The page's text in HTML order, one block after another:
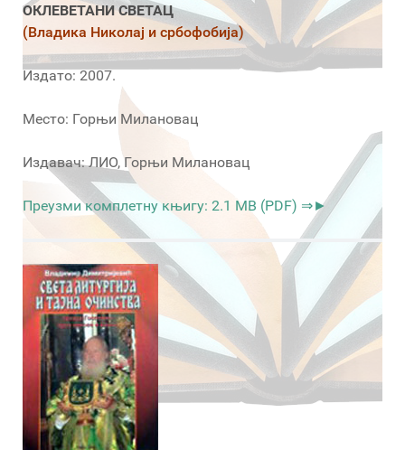
ОКЛЕВЕТАНИ СВЕТАЦ
(Владика Николај и србофобија)
Издато: 2007.
Место: Горњи Милановац
Издавач: ЛИО, Горњи Милановац
Преузми комплетну књигу: 2.1 MB (PDF) ⇒►